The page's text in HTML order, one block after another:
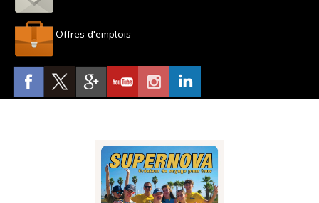
Offres d'emplois